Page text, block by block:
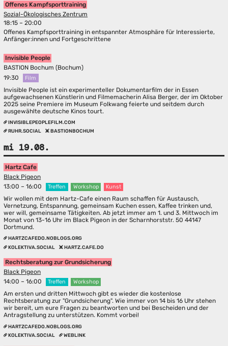
Offenes Kampfsporttraining
Sozial-Ökologisches Zentrum
18:15 – 20:00
Offenes Kampfsporttraining in entspannter Atmosphäre für Interessierte,
Anfänger:innen und Fortgeschrittene
Invisible People
BASTION Bochum (Bochum)
19:30
Film
Invisible People ist ein experimenteller Dokumentarfilm der in Essen
aufgewachsenen Künstlerin und Filmemacherin Alisa Berger, der im Oktober
2025 seine Premiere im Museum Folkwang feierte und seitdem durch
ausgewählte deutsche Kinos tourt.
INVISIBLEPEOPLEFILM.COM
RUHR.SOCIAL
BASTIONBOCHUM
mi 19.08.
Hartz Cafe
Black Pigeon
13:00 – 16:00
Treffen Workshop Kunst
Wir wollen mit dem Hartz-Cafe einen Raum schaffen für Austausch,
Vernetzung, Entspannung, gemeinsam Kuchen essen, Kaffee trinken und,
wer will, gemeinsame Tätigkeiten. Ab jetzt immer am 1. und 3. Mittwoch im
Monat von 13-16 Uhr im Black Pigeon in der Scharnhorststr. 50 44147
Dortmund.
HARTZCAFEDO.NOBLOGS.ORG
KOLEKTIVA.SOCIAL
HARTZ.CAFE.DO
Rechtsberatung zur Grundsicherung
Black Pigeon
14:00 – 16:00
Treffen Workshop
Am ersten und dritten Mittwoch gibt es wieder die kostenlose
Rechtsberatung zur "Grundsicherung". Wie immer von 14 bis 16 Uhr stehen
wir bereit, um eure Fragen zu beantworten und bei Bescheiden und der
Antragstellung zu unterstützen. Kommt vorbei!
HARTZCAFEDO.NOBLOGS.ORG
KOLEKTIVA.SOCIAL
WEBLINK